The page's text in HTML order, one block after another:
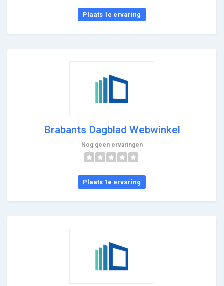
Plaats 1e ervaring
Brabants Dagblad Webwinkel
Nog geen ervaringen
Plaats 1e ervaring